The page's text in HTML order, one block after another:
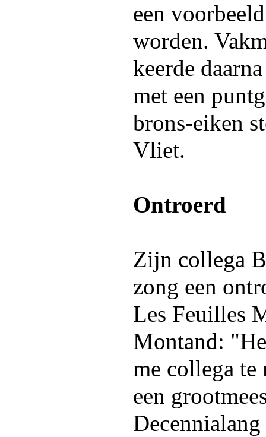
een
worden.
keerde
met een
brons-eiken
Vliet.
Ontroerd
Zijn collega
zong een
Les Feuilles
Montand:
me collega te
een